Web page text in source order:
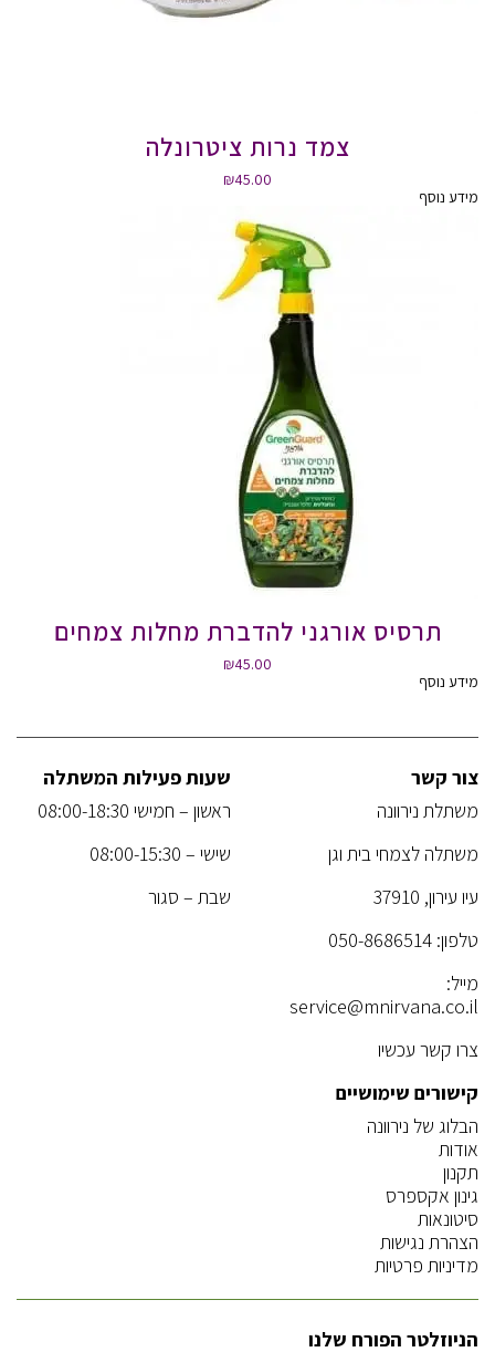
צמד נרות ציטרונלה
₪45.00
מידע נוסף
תרסיס אורגני להדברת מחלות צמחים
₪45.00
מידע נוסף
צור קשר
משתלת נירוונה
משתלה לצמחי בית וגן
עיו עירון, 37910
טלפון: 050-8686514
מייל:
service@mnirvana.co.il
צרו קשר עכשיו
שעות פעילות המשתלה
ראשון – חמישי 08:00-18:30
שישי – 08:00-15:30
שבת – סגור
קישורים שימושיים
הבלוג של נירוונה
אודות
תקנון
גינון אקספרס
סיטונאות
הצהרת נגישות
מדיניות פרטיות
הניוזלטר הפורח שלנו